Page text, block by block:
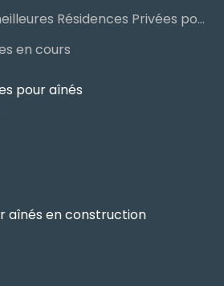
Le palmarès des meilleures Résidences Privées pour Aînés (RPA)
en cours
pour aînés
aînés en construction